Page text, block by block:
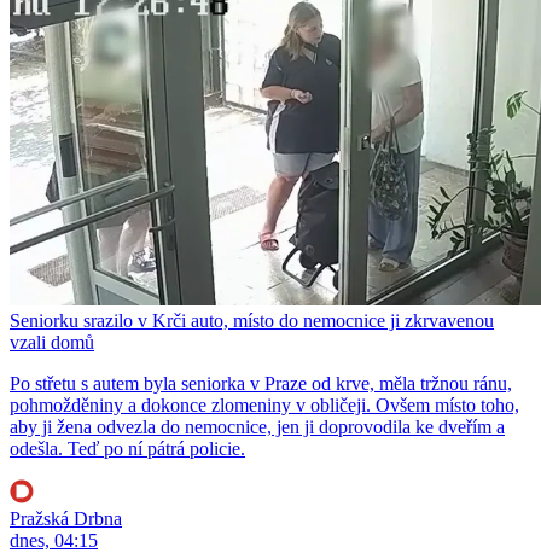
Seniorku srazilo v Krči auto, místo do nemocnice ji zkrvavenou
vzali domů
Po střetu s autem byla seniorka v Praze od krve, měla tržnou ránu,
pohmožděniny a dokonce zlomeniny v obličeji. Ovšem místo toho,
aby ji žena odvezla do nemocnice, jen ji doprovodila ke dveřím a
odešla. Teď po ní pátrá policie.
Pražská Drbna
dnes, 04:15